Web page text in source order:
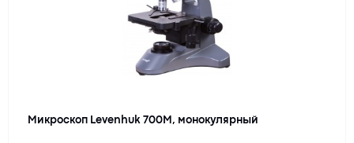
Микроскоп Levenhuk 700M, монокулярный